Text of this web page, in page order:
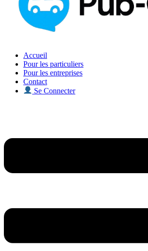
Accueil
Pour les particuliers
Pour les entreprises
Contact
Se Connecter